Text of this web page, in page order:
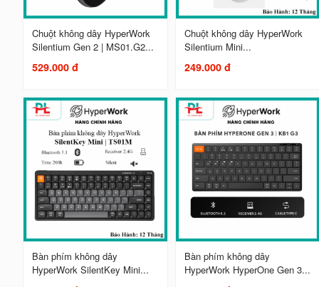
Chuột không dây HyperWork
Silentium Gen 2 | MS01.G2...
529.000 đ
Chuột không dây HyperWork
Silentium Mini...
249.000 đ
Bàn phím không dây
HyperWork SilentKey Mini...
Bàn phím không dây
HyperWork HyperOne Gen 3...